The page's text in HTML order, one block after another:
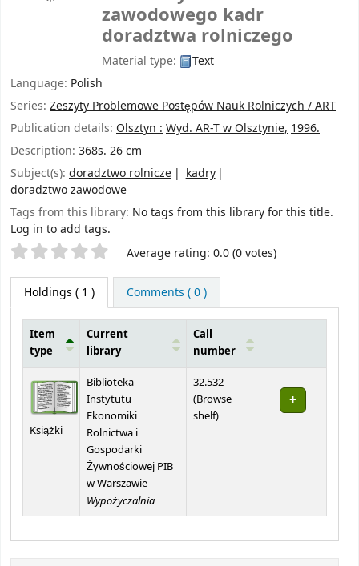
zawodowego kadr
doradztwa rolniczego
Material type:
Text
Language: Polish
Series: Zeszyty Problemowe Postępów Nauk Rolniczych / ART
Publication details: Olsztyn : Wyd. AR-T w Olsztynie, 1996.
Description: 368s. 26 cm
Subject(s): doradztwo rolnicze
kadry
doradztwo zawodowe
Tags from this library: No tags from this library for this title.
Log in to add tags.
Star ratings Average rating: 0.0 (0 votes)
Holdings ( 1 ) Comments ( 0 )
Item
type
Current
library
Call
number
Książki
Biblioteka
Instytutu
Ekonomiki
Rolnictwa i
Gospodarki
Żywnościowej PIB
w Warszawie
Wypożyczalnia
32.532
(Browse
shelf(Opens below)
)